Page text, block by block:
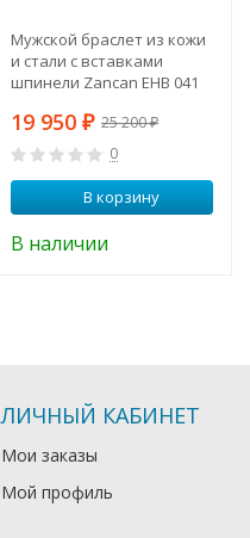
Мужской браслет из кожи
и стали с вставками
шпинели Zancan EHB 041
19 950 ₽ 25 200₽
0
В корзину
В наличии
ЛИЧНЫЙ КАБИНЕТ
Мои заказы
Мой профиль